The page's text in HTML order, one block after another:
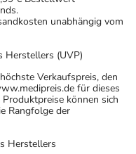
Arzneimittel daher
aufbewahrt
unabhängig vom
Herstellers (UVP)
Verkaufspreis, den
für dieses
können sich
Rangfolge der
Herstellers